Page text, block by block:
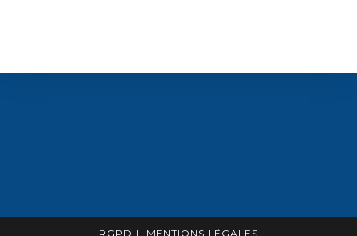
RGPD MENTIONS LÉGALES